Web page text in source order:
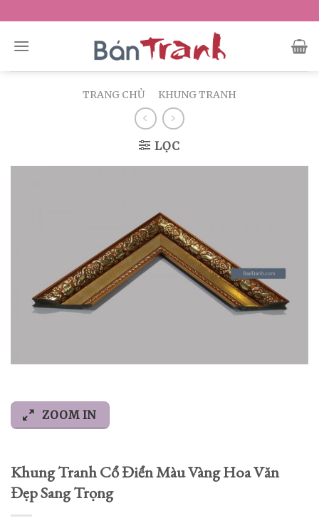
to
content
TRANG CHỦ KHUNG TRANH
LỌC
ZOOM IN
Khung Tranh Cổ Điển Màu Vàng Hoa Văn
Đẹp Sang Trọng